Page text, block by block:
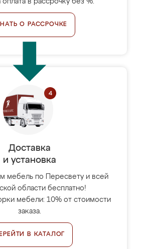
в рассрочку без %.
О РАССРОЧКЕ
Доставка
и установка
мебель по Пересвету и всей
области бесплатно!
мебели: 10% от стоимости
заказа.
В КАТАЛОГ